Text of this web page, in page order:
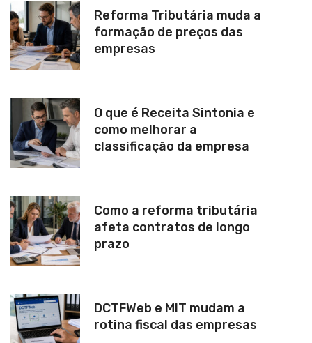
Reforma Tributária muda a
formação de preços das
empresas
O que é Receita Sintonia e
como melhorar a
classificação da empresa
Como a reforma tributária
afeta contratos de longo
prazo
DCTFWeb e MIT mudam a
rotina fiscal das empresas